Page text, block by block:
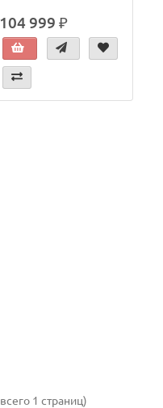
104 999 ₽
1 страниц)